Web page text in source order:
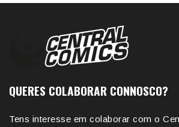
QUERES COLABORAR CONNOSCO?
Tens interesse em colaborar com o